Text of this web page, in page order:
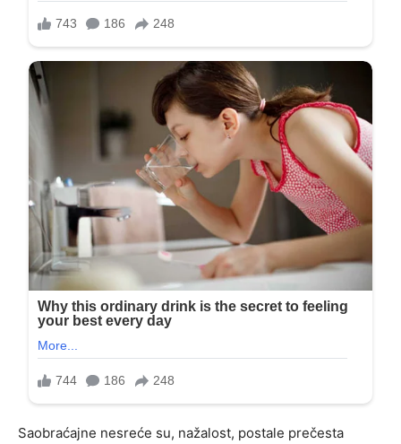
Saobraćajne nesreće su, nažalost, postale prečesta